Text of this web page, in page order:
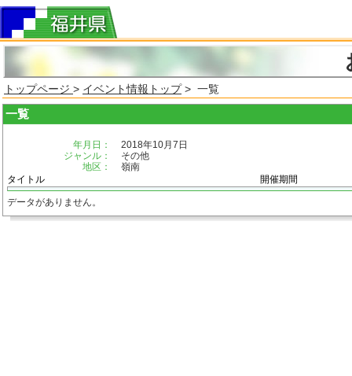
トップページ > イベント情報トップ> 一覧
一覧
年月日：
2018年10月7日
ジャンル：
その他
地区：
嶺南
タイトル
開催期間
データがありません。